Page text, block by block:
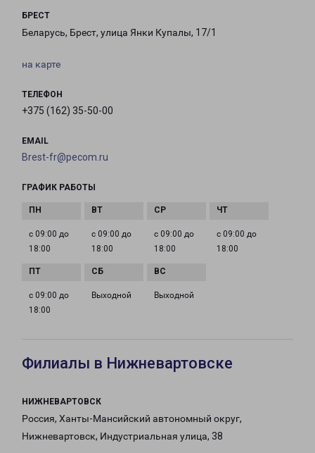
БРЕСТ
Беларусь, Брест, улица Янки Купалы, 17/1
на карте
ТЕЛЕФОН
+375 (162) 35-50-00
EMAIL
Brest-fr@pecom.ru
ГРАФИК РАБОТЫ
с 09:00 до
18:00
с 09:00 до
18:00
с 09:00 до
18:00
с 09:00 до
18:00
с 09:00 до
18:00
Выходной Выходной
Филиалы в Нижневартовске
НИЖНЕВАРТОВСК
Россия, Ханты-Мансийский автономный округ,
Нижневартовск, Индустриальная улица, 38